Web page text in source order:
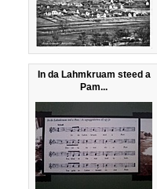
In da Lahmkruam steed a
Pam...